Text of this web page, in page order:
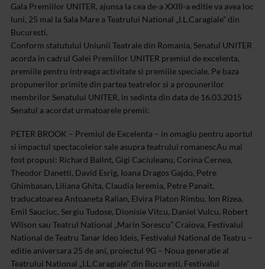
Gala Premiilor UNITER, ajunsa la cea de-a XXIII-a editie va avea loc
luni, 25 mai la Sala Mare a Teatrului National „I.L.Caragiale” din
Bucuresti.
Conform statutului Uniunii Teatrale din Romania, Senatul UNITER
acorda in cadrul Galei Premiilor UNITER premiul de excelenta,
premiile pentru intreaga activitate si premiile speciale. Pe baza
propunerilor primite din partea teatrelor si a propunerilor
membrilor Senatului UNITER, in sedinta din data de 16.03.2015
Senatul a acordat urmatoarele premii:
PETER BROOK – Premiul de Excelenta – in omagiu pentru aportul
si impactul spectacolelor sale asupra teatrului romanescAu mai
fost propusi: Richard Balint, Gigi Caciuleanu, Corina Cernea,
Theodor Danetti, David Esrig, Ioana Dragos Gajdo, Petre
Ghimbasan, Liliana Ghita, Claudia Ieremia, Petre Panait,
traducatoarea Antoaneta Ralian, Elvira Platon Rimbu, Ion Rizea,
Emil Sauciuc, Sergiu Tudose, Dionisie Vitcu, Daniel Vulcu, Robert
Wilson sau Teatrul National „Marin Sorescu” Craiova, Festivalul
National de Teatru Tanar Ideo Ideis, Festivalul National de Teatru –
editie aniversara 25 de ani, proiectul 9G – Noua generatie al
Teatrului National „I.L.Caragiale” din Bucuresti, Festivalul